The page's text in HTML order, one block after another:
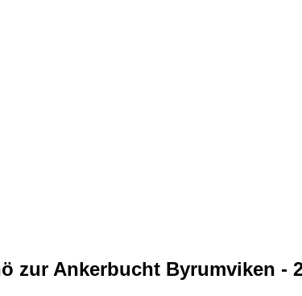
zur Ankerbucht Byrumviken -